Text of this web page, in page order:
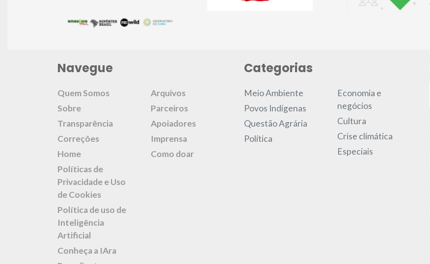
Navegue
Quem Somos
Sobre
Transparência
Correções
Home
Políticas de
Privacidade e Uso
de Cookies
Política de uso de
Inteligência
Artificial
Conheça a IAra
Arquivos
Parceiros
Apoiadores
Imprensa
Como doar
Categorias
Meio Ambiente
Povos Indígenas
Questão Agrária
Política
Economia e
negócios
Cultura
Crise climática
Especiais